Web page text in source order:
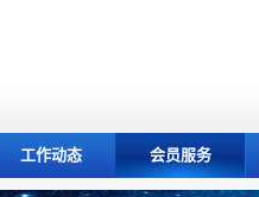
工作动态 会员服务